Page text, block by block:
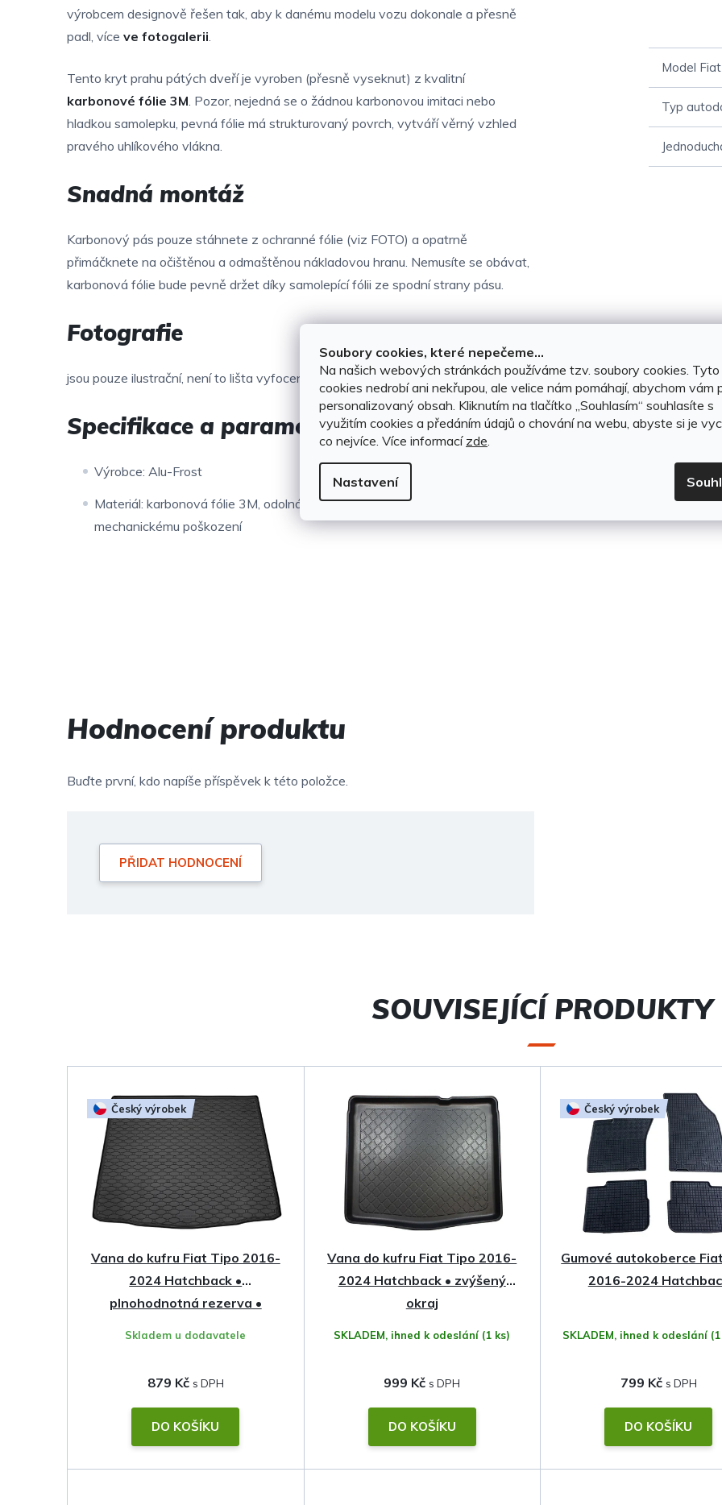
Soubory cookies, které nepečeme...
Na našich webových stránkách používáme tzv. soubory cookies. Tyto
cookies nedrobí ani nekřupou, ale velice nám pomáhají, abychom vám
personalizovaný obsah. Kliknutím na tlačítko ,,Souhlasím“ souhlasíte s
využitím cookies a předáním údajů o chování na webu, abyste si je
co nejvíce. Více informací zde.
Nastavení
výrobcem designově řešen tak, aby k danému modelu vozu dokonale a přesně
padl, více ve fotogalerii
Tento kryt prahu pátých dveří je vyroben (přesně vyseknut) z kvalitní
karbonové fólie 3M . Pozor, nejedná se o žádnou karbonovou imitaci nebo
hladkou samolepku, pevná fólie má strukturovaný povrch, vytváří věrný vzhled
pravého uhlíkového vlákna.
Snadná montáž
Karbonový pás pouze stáhnete z ochranné fólie (viz FOTO) a opatrně
přimáčknete na očištěnou a odmaštěnou nákladovou hranu. Nemusíte se obávat,
karbonová fólie bude pevně držet díky samolepící fólii ze spodní strany pásu.
Fotografie
jsou pouze ilustrační, není to lišta vyfocená na tomto modelu vozu.
Specifikace a parametry
Výrobce: Alu-Frost
Materiál: karbonová fólie 3M, odolná vůči povětrnostním vlivům a drobnému
mechanickému poškození
Model Fiat
Typ
Hodnocení produktu
Buďte první, kdo napíše příspěvek k této položce.
PŘIDAT HODNOCENÍ
SOUVISEJÍCÍ PRODUKTY
Český výrobek
Vana do kufru Fiat Tipo 2016-
2024 Hatchback •
plnohodnotná rezerva •
Skladem u dodavatele
879 Kč
DO KOŠÍKU
Vana do kufru Fiat Tipo 2016-
2024 Hatchback • zvýšený
okraj
SKLADEM, ihned k odeslání (1 ks)
999 Kč
DO KOŠÍKU
Český výrobek
Gumové autokoberce
2016-2024
SKLADEM, ihned k odeslání
799 Kč
DO KOŠÍKU